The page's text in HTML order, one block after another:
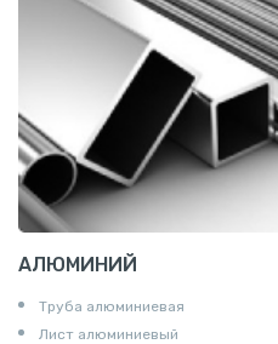
АЛЮМИНИЙ
Труба алюминиевая
Лист алюминиевый